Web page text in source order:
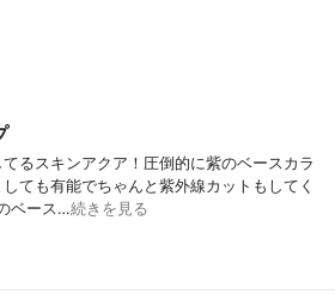
るスキンアクア！圧倒的に紫のベースカラ
ても有能でちゃんと紫外線カットもしてく
ベース…続きを見る